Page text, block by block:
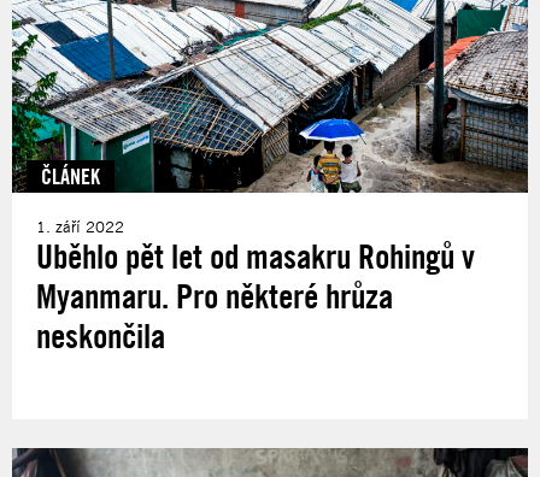
ČLÁNEK
1. září 2022
Uběhlo pět let od masakru Rohingů v
Myanmaru. Pro některé hrůza
neskončila